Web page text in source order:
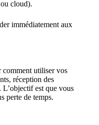
cloud).
immédiatement aux
comment utiliser vos
réception des
L’objectif est que vous
perte de temps.